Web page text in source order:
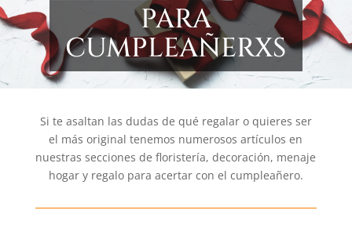
PARA
CUMPLEAÑERXS
Si te asaltan las dudas de qué regalar o quieres ser
el más original tenemos numerosos artículos en
nuestras secciones de floristería, decoración, menaje
hogar y regalo para acertar con el cumpleañero.